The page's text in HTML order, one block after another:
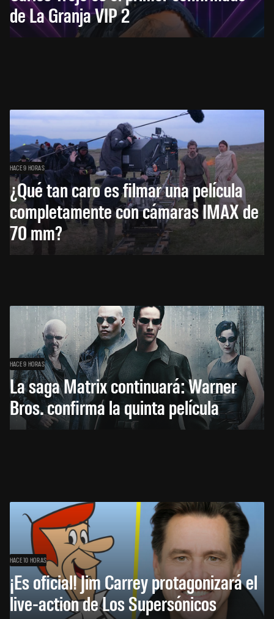
de La Granja VIP 2
HACE 9 HORAS
¿Qué tan caro es filmar una película
completamente con cámaras IMAX de
70 mm?
HACE 9 HORAS
La saga Matrix continuará: Warner
Bros. confirma la quinta película
HACE 10 HORAS
¡Es oficial! Jim Carrey protagonizará el
live-action de Los Supersónicos